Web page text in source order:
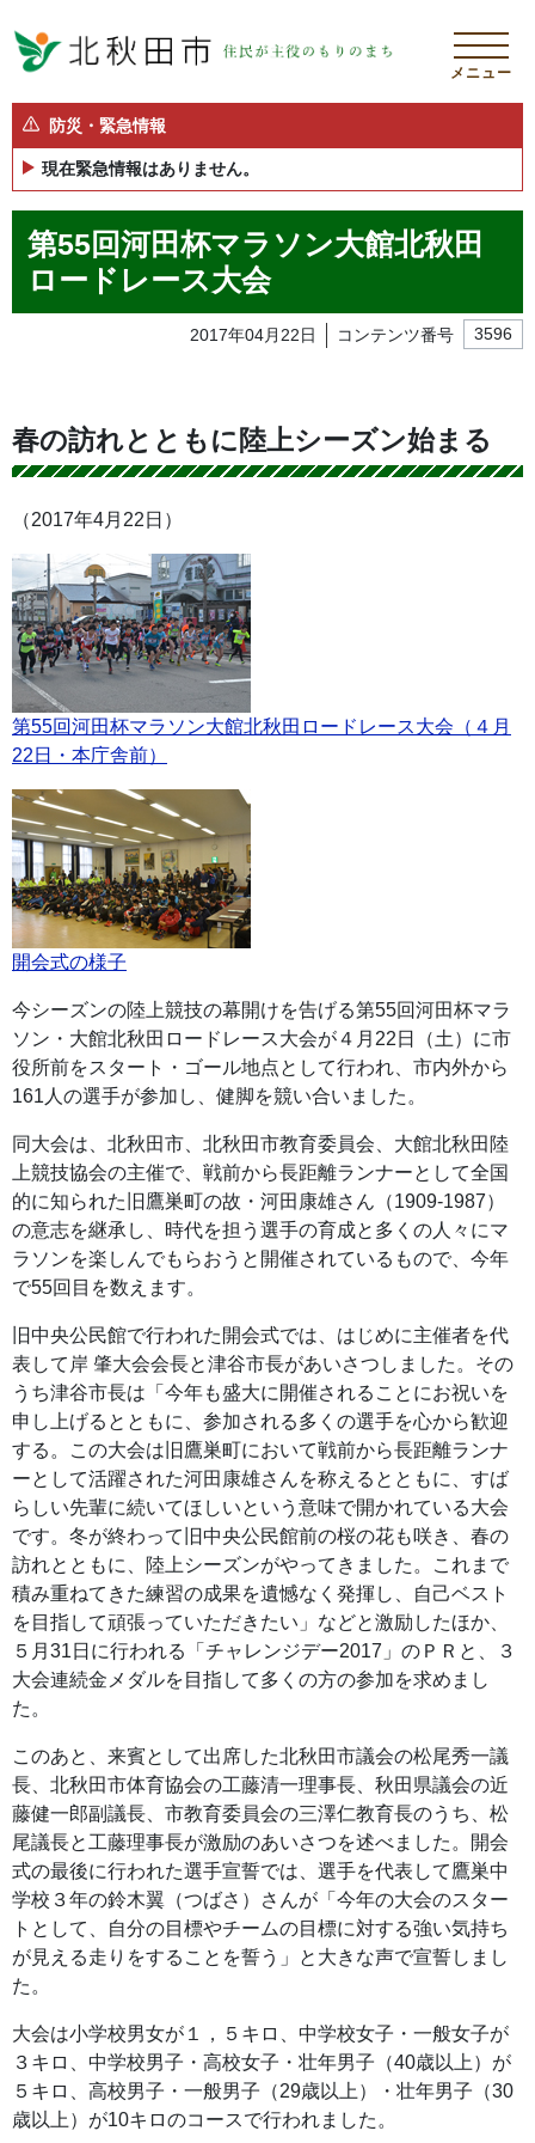
メニュー
防災・緊急情報
現在緊急情報はありません。
第55回河田杯マラソン大館北秋田
ロードレース大会
2017年04月22日 コンテンツ番号 3596
春の訪れとともに陸上シーズン始まる
（2017年4月22日）
第55回河田杯マラソン大館北秋田ロードレース大会（４月
22日・本庁舎前）
開会式の様子
今シーズンの陸上競技の幕開けを告げる第55回河田杯マラ
ソン・大館北秋田ロードレース大会が４月22日（土）に市
役所前をスタート・ゴール地点として行われ、市内外から
161人の選手が参加し、健脚を競い合いました。
同大会は、北秋田市、北秋田市教育委員会、大館北秋田陸
上競技協会の主催で、戦前から長距離ランナーとして全国
的に知られた旧鷹巣町の故・河田康雄さん（1909‐1987）
の意志を継承し、時代を担う選手の育成と多くの人々にマ
ラソンを楽しんでもらおうと開催されているもので、今年
で55回目を数えます。
旧中央公民館で行われた開会式では、はじめに主催者を代
表して岸 肇大会会長と津谷市長があいさつしました。その
うち津谷市長は「今年も盛大に開催されることにお祝いを
申し上げるとともに、参加される多くの選手を心から歓迎
する。この大会は旧鷹巣町において戦前から長距離ランナ
ーとして活躍された河田康雄さんを称えるとともに、すば
らしい先輩に続いてほしいという意味で開かれている大会
です。冬が終わって旧中央公民館前の桜の花も咲き、春の
訪れとともに、陸上シーズンがやってきました。これまで
積み重ねてきた練習の成果を遺憾なく発揮し、自己ベスト
を目指して頑張っていただきたい」などと激励したほか、
５月31日に行われる「チャレンジデー2017」のＰＲと、３
大会連続金メダルを目指して多くの方の参加を求めまし
た。
このあと、来賓として出席した北秋田市議会の松尾秀一議
長、北秋田市体育協会の工藤清一理事長、秋田県議会の近
藤健一郎副議長、市教育委員会の三澤仁教育長のうち、松
尾議長と工藤理事長が激励のあいさつを述べました。開会
式の最後に行われた選手宣誓では、選手を代表して鷹巣中
学校３年の鈴木翼（つばさ）さんが「今年の大会のスター
トとして、自分の目標やチームの目標に対する強い気持ち
が見える走りをすることを誓う」と大きな声で宣誓しまし
た。
大会は小学校男女が１，５キロ、中学校女子・一般女子が
３キロ、中学校男子・高校女子・壮年男子（40歳以上）が
５キロ、高校男子・一般男子（29歳以上）・壮年男子（30
歳以上）が10キロのコースで行われました。